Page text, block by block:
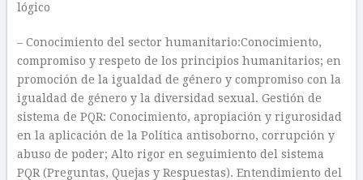
lógico
– Conocimiento del sector humanitario:Conocimiento,
compromiso y respeto de los principios humanitarios; en
promoción de la igualdad de género y compromiso con la
igualdad de género y la diversidad sexual. Gestión de
sistema de PQR: Conocimiento, apropiación y rigurosidad
en la aplicación de la Política antisoborno, corrupción y
abuso de poder; Alto rigor en seguimiento del sistema
PQR (Preguntas, Quejas y Respuestas). Entendimiento del